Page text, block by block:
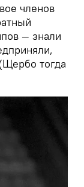
членов
— знали
тогда